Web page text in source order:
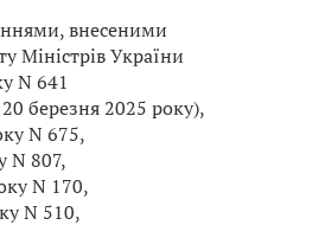
внесеними
Міністрів України
N 641
20 березня 2025 року),
N 675,
N 807,
N 170,
N 510,